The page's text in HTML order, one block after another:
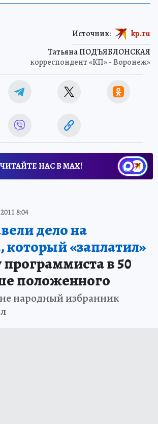
Татьяна ПОДЪЯБЛОНСКАЯ
корреспондент «КП» - Воронеж»
Источник: kp.ru
ЧИТАЙТЕ НАС В МАХ!
8:04
дело на
который «заплатил»
программиста в 50
положенного
народный избранник